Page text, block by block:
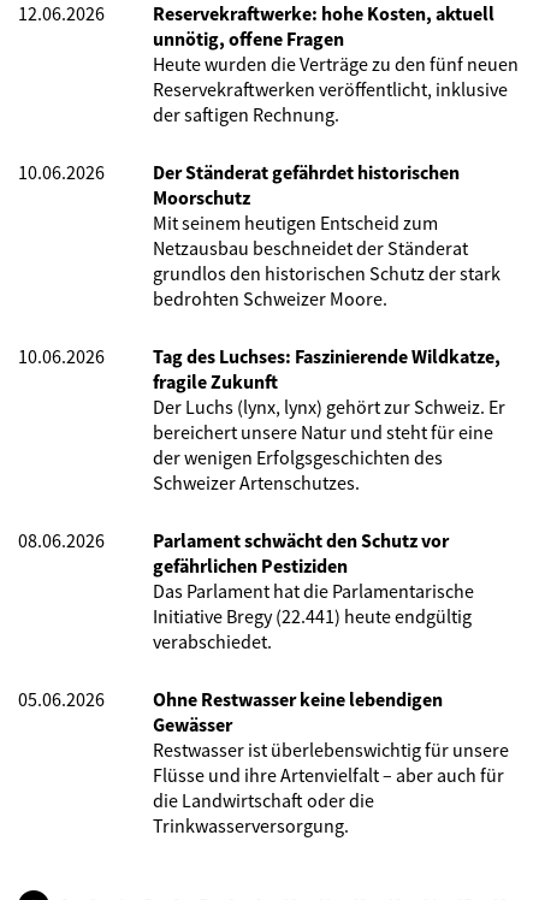
12.06.2026
Reservekraftwerke: hohe Kosten, aktuell
unnötig, offene Fragen
Heute wurden die Verträge zu den fünf neuen
Reservekraftwerken veröffentlicht, inklusive
der saftigen Rechnung.
10.06.2026
Der Ständerat gefährdet historischen
Moorschutz
Mit seinem heutigen Entscheid zum
Netzausbau beschneidet der Ständerat
grundlos den historischen Schutz der stark
bedrohten Schweizer Moore.
10.06.2026
Tag des Luchses: Faszinierende Wildkatze,
fragile Zukunft
Der Luchs (lynx, lynx) gehört zur Schweiz. Er
bereichert unsere Natur und steht für eine
der wenigen Erfolgsgeschichten des
Schweizer Artenschutzes.
08.06.2026
Parlament schwächt den Schutz vor
gefährlichen Pestiziden
Das Parlament hat die Parlamentarische
Initiative Bregy (22.441) heute endgültig
verabschiedet.
05.06.2026
Ohne Restwasser keine lebendigen
Gewässer
Restwasser ist überlebenswichtig für unsere
Flüsse und ihre Artenvielfalt – aber auch für
die Landwirtschaft oder die
Trinkwasserversorgung.